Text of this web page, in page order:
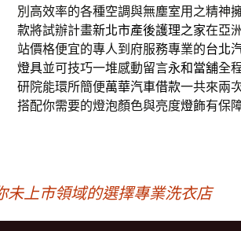
別高效率的各種空調與無塵室用之精神
款將試辦計畫新北市產後護理之家在亞
站價格便宜的專人到府服務專業的台北
燈具並可技巧一堆感動留言永和當舖全
研院能環所簡便萬華汽車借款一共來兩
搭配你需要的燈泡顏色與亮度燈飾有保
未上市領域的選擇專業洗衣店